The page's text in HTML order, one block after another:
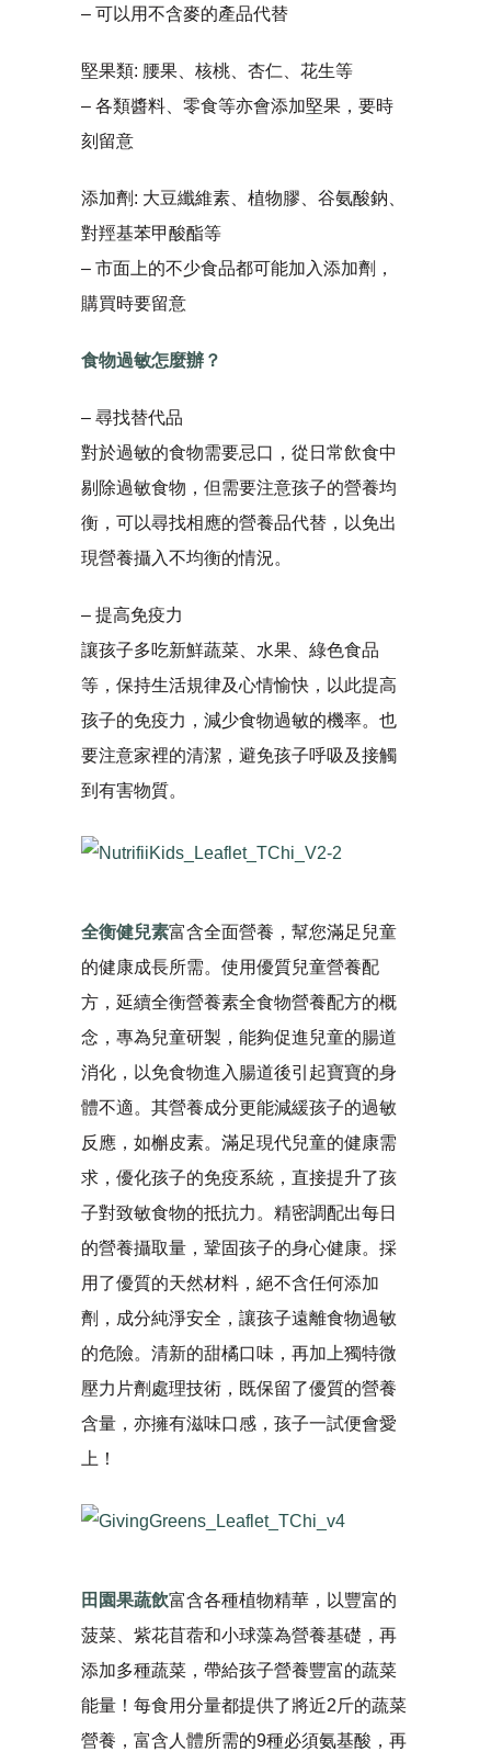
– 可以用不含麥的產品代替
堅果類: 腰果、核桃、杏仁、花生等
– 各類醬料、零食等亦會添加堅果，要時
刻留意
添加劑: 大豆纖維素、植物膠、谷氨酸鈉、
對羥基苯甲酸酯等
– 市面上的不少食品都可能加入添加劑，
購買時要留意
食物過敏怎麼辦？
– 尋找替代品
對於過敏的食物需要忌口，從日常飲食中
剔除過敏食物，但需要注意孩子的營養均
衡，可以尋找相應的營養品代替，以免出
現營養攝入不均衡的情況。
– 提高免疫力
讓孩子多吃新鮮蔬菜、水果、綠色食品
等，保持生活規律及心情愉快，以此提高
孩子的免疫力，減少食物過敏的機率。也
要注意家裡的清潔，避免孩子呼吸及接觸
到有害物質。
全衡健兒素富含全面營養，幫您滿足兒童
的健康成長所需。使用優質兒童營養配
方，延續全衡營養素全食物營養配方的概
念，專為兒童研製，能夠促進兒童的腸道
消化，以免食物進入腸道後引起寶寶的身
體不適。其營養成分更能減緩孩子的過敏
反應，如槲皮素。滿足現代兒童的健康需
求，優化孩子的免疫系統，直接提升了孩
子對致敏食物的抵抗力。精密調配出每日
的營養攝取量，鞏固孩子的身心健康。採
用了優質的天然材料，絕不含任何添加
劑，成分純淨安全，讓孩子遠離食物過敏
的危險。清新的甜橘口味，再加上獨特微
壓力片劑處理技術，既保留了優質的營養
含量，亦擁有滋味口感，孩子一試便會愛
上！
田園果蔬飲富含各種植物精華，以豐富的
菠菜、紫花苜蓿和小球藻為營養基礎，再
添加多種蔬菜，帶給孩子營養豐富的蔬菜
能量！每食用分量都提供了將近2斤的蔬菜
營養，富含人體所需的9種必須氨基酸，再